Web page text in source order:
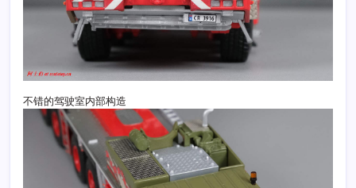
不错的驾驶室内部构造